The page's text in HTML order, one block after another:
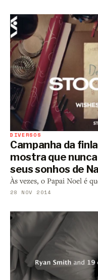
DIVERSOS
Campanha da
mostra que
seus sonhos de
Às vezes, o Papai Noel é
28 NOV 2014